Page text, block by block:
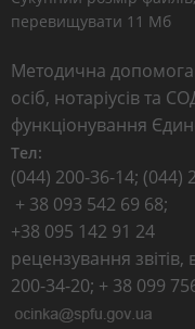
перевищувати 11 Мб
Методична
осіб, нотаріусів та
функціонування
Тел:
(044) 200-36-14; (044)
+ 38 093 542 69 68;
+38 095 142 91 24
рецензування
200-34-20; + 38 099